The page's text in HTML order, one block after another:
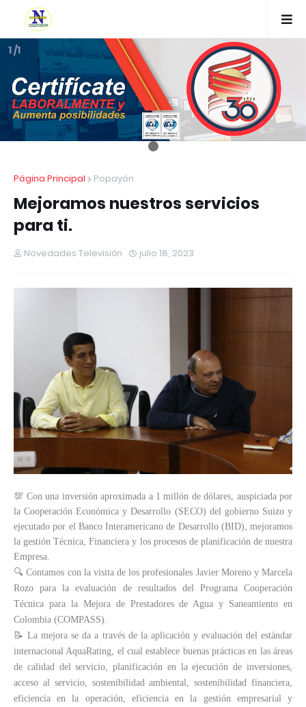
1 /1
Página Principal Popayán
Mejoramos nuestros servicios
para ti.
Novedades Televisión julio 18, 2023
💯 Con una inversión aproximada a 1 millón de dólares, auspiciada por
la Cooperación Económica y Desarrollo (SECO) del gobierno Suizo y
ejecutado por el Banco Interamericano de Desarrollo (BID), mejoramos
la gestión Técnica, Financiera y los procesos de planificación de nuestra
Empresa.
🔍 Contamos con la visita de los profesionales Javier Moreno y Marcela
Rozo para la evaluación de resultados del Programa Cooperación
Técnica para la Mejora de Prestadores de Agua y Saneamiento en
Colombia (COMPASS).
📝 La mejora se da a través de la aplicación y evaluación del estándar
internacional AquaRating, el cual establece buenas prácticas en las áreas
de calidad del servicio, planificación en la ejecución de inversiones,
acceso al servicio, sostenibilidad ambiental, sostenibilidad financiera,
eficiencia en la operación, eficiencia en la gestión empresarial y